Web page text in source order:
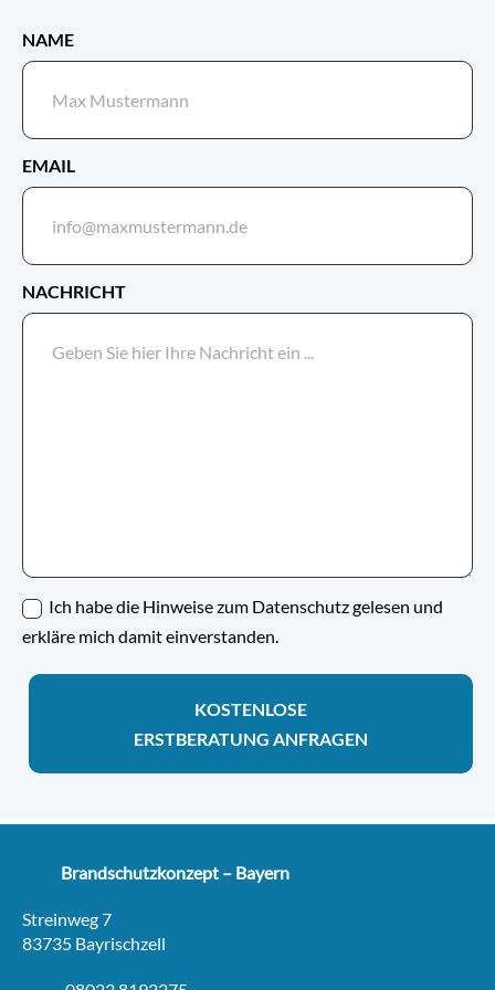
NAME
EMAIL
NACHRICHT
Ich habe die Hinweise zum Datenschutz gelesen und
erkläre mich damit einverstanden.
KOSTENLOSE
ERSTBERATUNG ANFRAGEN
Brandschutzkonzept – Bayern
Streinweg 7
83735 Bayrischzell